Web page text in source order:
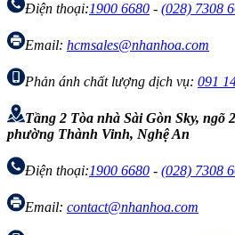
Điện thoại:1900 6680 - (028) 7308
Email: hcmsales@nhanhoa.com
Phản ánh chất lượng dịch vụ: 091
Tầng 2 Tòa nhà Sài Gòn Sky, ngõ
phường Thành Vinh, Nghệ An
Điện thoại:1900 6680 - (028) 7308
Email: contact@nhanhoa.com